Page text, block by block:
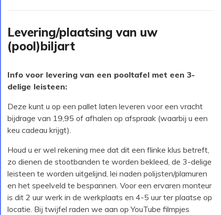
Levering/plaatsing van uw
(pool)biljart
Info voor levering van een pooltafel met een 3-
delige leisteen:
Deze kunt u op een pallet laten leveren voor een vracht
bijdrage van 19,95 of afhalen op afspraak (waarbij u een
keu cadeau krijgt).
Houd u er wel rekening mee dat dit een flinke klus betreft,
zo dienen de stootbanden te worden bekleed, de 3-delige
leisteen te worden uitgelijnd, lei naden polijsten/plamuren
en het speelveld te bespannen. Voor een ervaren monteur
is dit 2 uur werk in de werkplaats en 4-5 uur ter plaatse op
locatie. Bij twijfel raden we aan op YouTube filmpjes